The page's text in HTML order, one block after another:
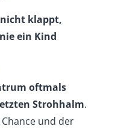
nicht klappt,
ein Kind
oftmals
Strohhalm.
und der